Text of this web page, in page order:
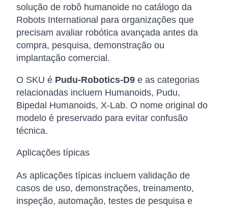
solução de robô humanoide no catálogo da
Robots International para organizações que
precisam avaliar robótica avançada antes da
compra, pesquisa, demonstração ou
implantação comercial.
O SKU é Pudu-Robotics-D9 e as categorias
relacionadas incluem Humanoids, Pudu,
Bipedal Humanoids, X-Lab. O nome original do
modelo é preservado para evitar confusão
técnica.
Aplicações típicas
As aplicações típicas incluem validação de
casos de uso, demonstrações, treinamento,
inspeção, automação, testes de pesquisa e